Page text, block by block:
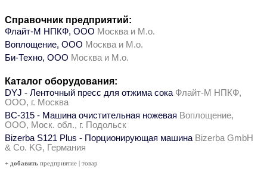
Справочник предприятий:
Флайт-М НПКФ, ООО Москва и М.о.
Воплощение, ООО Москва и М.о.
Би-Техно, ООО Москва и М.о.
Каталог оборудования:
DYJ - Ленточный пресс для отжима сока Флайт-М НПКФ,
ООО, г. Москва
ВС-315 - Машина очистительная ножевая Воплощение,
ООО, Моск. обл., г. Подольск
Bizerba S121 Plus - Порционирующая машина Bizerba GmbH
& Co. KG, Германия
+ добавить предприятие | товар